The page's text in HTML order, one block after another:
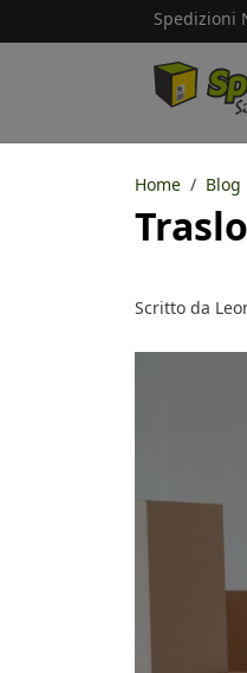
Spedizioni
Home Blog
Scritto da